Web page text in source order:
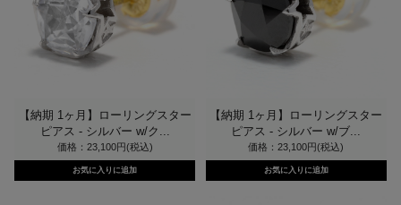
【納期 1ヶ月】ローリングスター
ピアス - シルバー w/ク...
価格：23,100円(税込)
【納期 1ヶ月】ローリングスター
ピアス - シルバー w/ブ...
価格：23,100円(税込)